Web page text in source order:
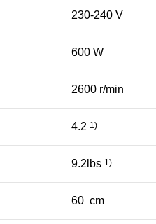
230-240 V
600 W
2600 r/min
4.2 1)
9.2lbs 1)
60 cm